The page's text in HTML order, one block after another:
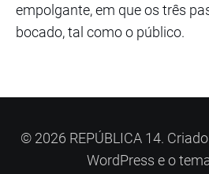
empolgante, em que os três
bocado, tal como o público.
© 2026 REPÚBLICA 14.
WordPress e o